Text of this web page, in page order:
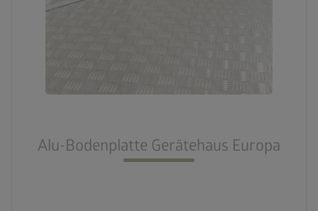
Alu-Bodenplatte Gerätehaus Europa